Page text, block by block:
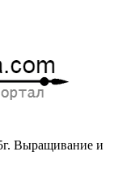
Выращивание и